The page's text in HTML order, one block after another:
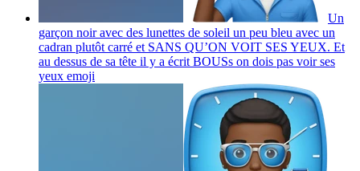
Un
garçon noir avec des lunettes de soleil un peu bleu avec un
cadran plutôt carré et SANS QU’ON VOIT SES YEUX. Et
au dessus de sa tête il y a écrit BOUSs on dois pas voir ses
yeux emoji